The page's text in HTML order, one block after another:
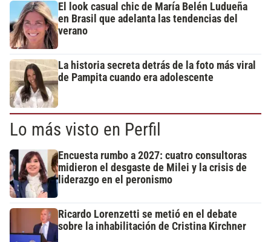
El look casual chic de María Belén Ludueña
en Brasil que adelanta las tendencias del
verano
La historia secreta detrás de la foto más viral
de Pampita cuando era adolescente
Lo más visto en Perfil
Encuesta rumbo a 2027: cuatro consultoras
midieron el desgaste de Milei y la crisis de
liderazgo en el peronismo
Ricardo Lorenzetti se metió en el debate
sobre la inhabilitación de Cristina Kirchner